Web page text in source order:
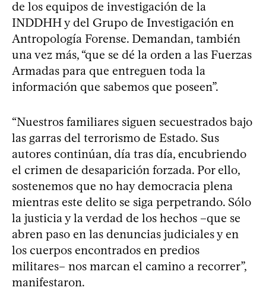
de los equipos de investigación de la
INDDHH y del Grupo de Investigación en
Antropología Forense. Demandan, también
una vez más, “que se dé la orden a las Fuerzas
Armadas para que entreguen toda la
información que sabemos que poseen”.
“Nuestros familiares siguen secuestrados bajo
las garras del terrorismo de Estado. Sus
autores continúan, día tras día, encubriendo
el crimen de desaparición forzada. Por ello,
sostenemos que no hay democracia plena
mientras este delito se siga perpetrando. Sólo
la justicia y la verdad de los hechos –que se
abren paso en las denuncias judiciales y en
los cuerpos encontrados en predios
militares– nos marcan el camino a recorrer”,
manifestaron.